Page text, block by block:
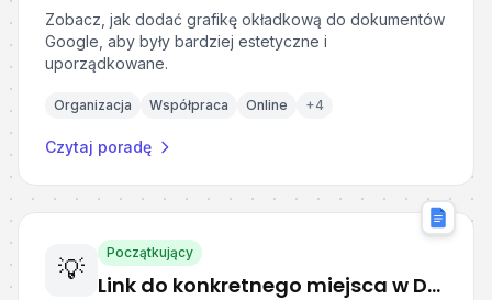
Zobacz, jak dodać grafikę okładkową do dokumentów
Google, aby były bardziej estetyczne i
uporządkowane.
Organizacja Współpraca Online +4
Czytaj poradę
💡
Początkujący
Link do konkretnego miejsca w Dokumentach Google